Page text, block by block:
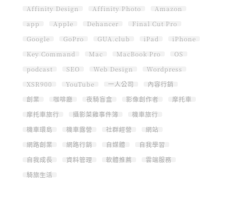
Affinity Design Affinity Photo
Amazon
app
Apple Dehancer
Final Cut Pro
Google
GoPro GUA.club iPad
iPhone
Key Command
Mac MacBook Pro
OS
podcast
SEO Web Design
Wordpress
XSR900
YouTube 一人公司
內容行銷
創業
咖啡廳 夜騎盲盒 影像創作者
摩托車
摩托車旅行
攝影菜雞事件簿
機車旅行
機車環島
機車露營 社群經營
網站
網路創業
網路行銷 自媒體
自我學習
自我成長
資料管理 軟體推薦
雲端服務
騎旅生活